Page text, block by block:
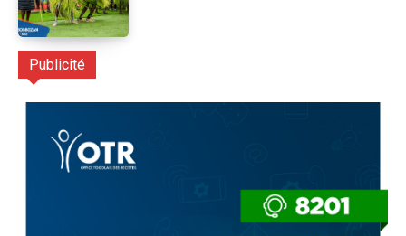
Publicité